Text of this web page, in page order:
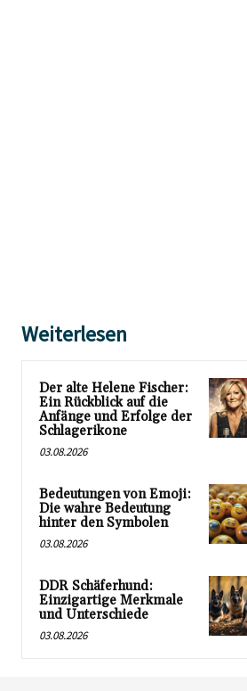
Weiterlesen
Der alte Helene Fischer:
Ein Rückblick auf die
Anfänge und Erfolge der
Schlagerikone
03.08.2026
Bedeutungen von Emoji:
Die wahre Bedeutung
hinter den Symbolen
03.08.2026
DDR Schäferhund:
Einzigartige Merkmale
und Unterschiede
03.08.2026